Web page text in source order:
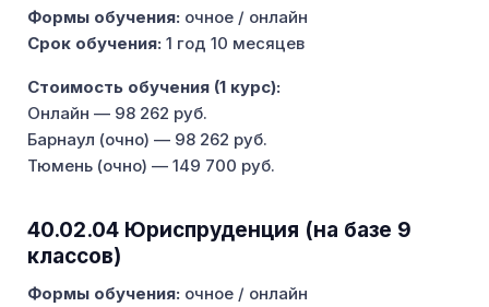
Формы обучения: очное / онлайн
Срок обучения: 1 год 10 месяцев
Стоимость обучения (1 курс):
Онлайн — 98 262 руб.
Барнаул (очно) — 98 262 руб.
Тюмень (очно) — 149 700 руб.
40.02.04 Юриспруденция (на базе 9
классов)
Формы обучения: очное / онлайн